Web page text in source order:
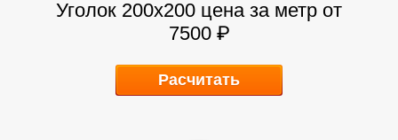
Уголок 200х200 цена за метр от
7500 ₽
Расчитать